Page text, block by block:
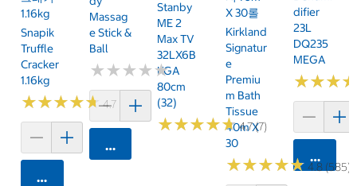
1.16kg
Snapik
Truffle
Cracker
1.16kg
★★★★★
★★★★★4.7 (159)
카트에 담기
Massag
E Stick &
Ball
★★★★★
★★★★★
카트에 담기
Stanby
ME 2
Max TV
32LX6B
KGA
80cm
(32)
★★★★★
★★★★★4.7 (7)
X 30롤
Kirkland
Signatur
E
Premiu
M Bath
Tissue
40m X
30
★★★★★
★★★★★ 4.8 (585)
Difier
23L
DQ235
MEGA
★★★
★★★
카트에